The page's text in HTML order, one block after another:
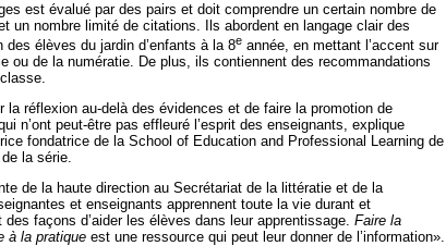
est évalué par des pairs et doit comprendre un certain nombre de
un nombre limité de citations. Ils abordent en langage clair des
des élèves du jardin d’enfants à la 8e année, en mettant l’accent sur
ou de la numératie. De plus, ils contiennent des recommandations
la réflexion au-delà des évidences et de faire la promotion de
n’ont peut-être pas effleuré l’esprit des enseignants, explique
fondatrice de la School of Education and Professional Learning de
la série.
de la haute direction au Secrétariat de la littératie et de la
et enseignants apprennent toute la vie durant et
façons d’aider les élèves dans leur apprentissage. Faire la
à la pratique est une ressource qui peut leur donner de l’information».